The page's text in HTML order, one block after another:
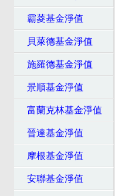
霸菱基金淨值
貝萊德基金淨值
施羅德基金淨值
景順基金淨值
富蘭克林基金淨值
晉達基金淨值
摩根基金淨值
安聯基金淨值